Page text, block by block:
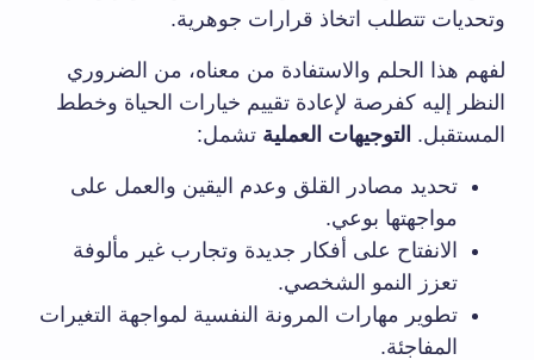
وتحديات تتطلب اتخاذ قرارات جوهرية.
لفهم هذا الحلم والاستفادة من معناه، من الضروري
النظر إليه كفرصة لإعادة تقييم خيارات الحياة وخطط
المستقبل. التوجيهات العملية تشمل:
تحديد مصادر القلق وعدم اليقين والعمل على
مواجهتها بوعي.
الانفتاح على أفكار جديدة وتجارب غير مألوفة
تعزز النمو الشخصي.
تطوير مهارات المرونة النفسية لمواجهة التغيرات
المفاجئة.